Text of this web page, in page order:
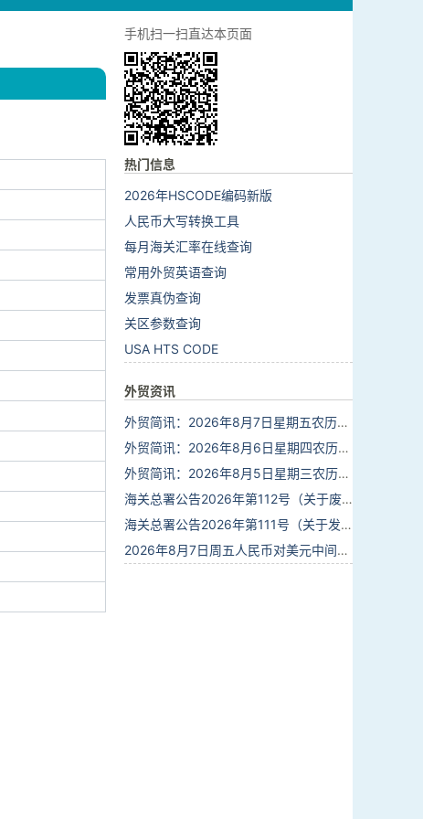
手机扫一扫直达本页面
热门信息
2026年HSCODE编码新版
人民币大写转换工具
每月海关汇率在线查询
常用外贸英语查询
发票真伪查询
关区参数查询
USA HTS CODE
外贸资讯
外贸简讯：2026年8月7日星期五农历六月廿五
外贸简讯：2026年8月6日星期四农历六月廿四
外贸简讯：2026年8月5日星期三农历六月廿三
海关总署公告2026年第112号（关于废止部分卫生检疫类规范性文件的公告）
海关总署公告2026年第111号（关于发布《进出境动植物检疫处理监督管理工作规定》《进出境卫生处理监督管理工作规定》的公告）
2026年8月7日周五人民币对美元中间价报6.7904调贬9个基点